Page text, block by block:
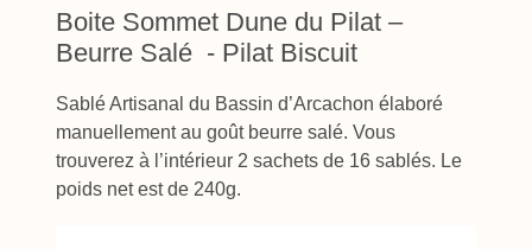
Boite Sommet Dune du Pilat –
Beurre Salé - Pilat Biscuit
Sablé Artisanal du Bassin d’Arcachon élaboré
manuellement au goût beurre salé. Vous
trouverez à l’intérieur 2 sachets de 16 sablés. Le
poids net est de 240g.